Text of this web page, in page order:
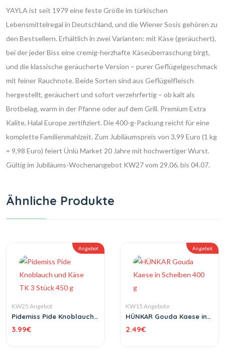
YAYLA ist seit 1979 eine feste Größe im türkischen
Lebensmittelregal in Deutschland, und die Wiener Sosis gehören zu
den Bestsellern. Erhältlich in zwei Varianten: mit Käse (geräuchert),
bei der jeder Biss eine cremig-herzhafte Käseüberraschung birgt,
und die klassische geräucherte Version – purer Geflügelgeschmack
mit feiner Rauchnote. Beide Sorten sind aus Geflügelfleisch
hergestellt, geräuchert und sofort verzehrfertig – ob kalt als
Brotbelag, warm in der Pfanne oder auf dem Grill. Premium Extra
Kalite, Halal Europe zertifiziert. Die 400-g-Packung reicht für eine
komplette Familienmahlzeit. Zum Jubiläumspreis von 3,99 Euro (1 kg
= 9,98 Euro) feiert Ünlü Market 20 Jahre mit hochwertiger Wurst.
Gültig im Jubiläums-Wochenangebot KW27 vom 29.06. bis 04.07.
Ähnliche Produkte
Angebot
KW25 Angebot
Pidemiss Pide Knoblauch
3.99€
Angebot
KW15 Angebote
HÜNKAR Gouda Kaese in
2.49€